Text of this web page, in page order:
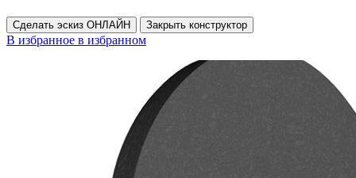
Сделать эскиз ОНЛАЙН Закрыть конструктор
В избранное в избранном